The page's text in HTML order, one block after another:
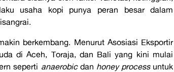
usaha kopi punya peran besar dalam
berkembang. Menurut Asosiasi Eksportir
di Aceh, Toraja, dan Bali yang kini mulai
seperti anaerobicdan honey processuntuk